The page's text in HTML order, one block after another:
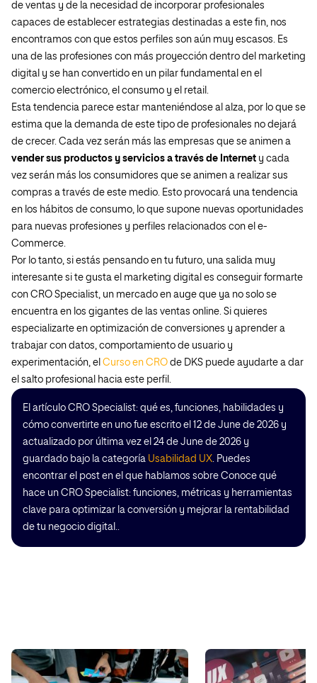
de ventas y de la necesidad de incorporar profesionales
capaces de establecer estrategias destinadas a este fin, nos
encontramos con que estos perfiles son aún muy escasos. Es
una de las profesiones con más proyección dentro del marketing
digital y se han convertido en un pilar fundamental en el
comercio electrónico, el consumo y el retail.
Esta tendencia parece estar manteniéndose al alza, por lo que se
estima que la demanda de este tipo de profesionales no dejará
de crecer. Cada vez serán más las empresas que se animen a
vender sus productos y servicios a través de Internet y cada
vez serán más los consumidores que se animen a realizar sus
compras a través de este medio. Esto provocará una tendencia
en los hábitos de consumo, lo que supone nuevas oportunidades
para nuevas profesiones y perfiles relacionados con el e-
Commerce.
Por lo tanto, si estás pensando en tu futuro, una salida muy
interesante si te gusta el marketing digital es conseguir formarte
con CRO Specialist, un mercado en auge que ya no solo se
encuentra en los gigantes de las ventas online. Si quieres
especializarte en optimización de conversiones y aprender a
trabajar con datos, comportamiento de usuario y
experimentación, el Curso en CRO de DKS puede ayudarte a dar
el salto profesional hacia este perfil.
El artículo CRO Specialist: qué es, funciones, habilidades y
cómo convertirte en uno fue escrito el 12 de June de 2026 y
actualizado por última vez el 24 de June de 2026 y
guardado bajo la categoría Usabilidad UX. Puedes
encontrar el post en el que hablamos sobre Conoce qué
hace un CRO Specialist: funciones, métricas y herramientas
clave para optimizar la conversión y mejorar la rentabilidad
de tu negocio digital..